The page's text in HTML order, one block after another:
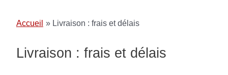
Accueil Livraison : frais et délais
Livraison : frais et délais